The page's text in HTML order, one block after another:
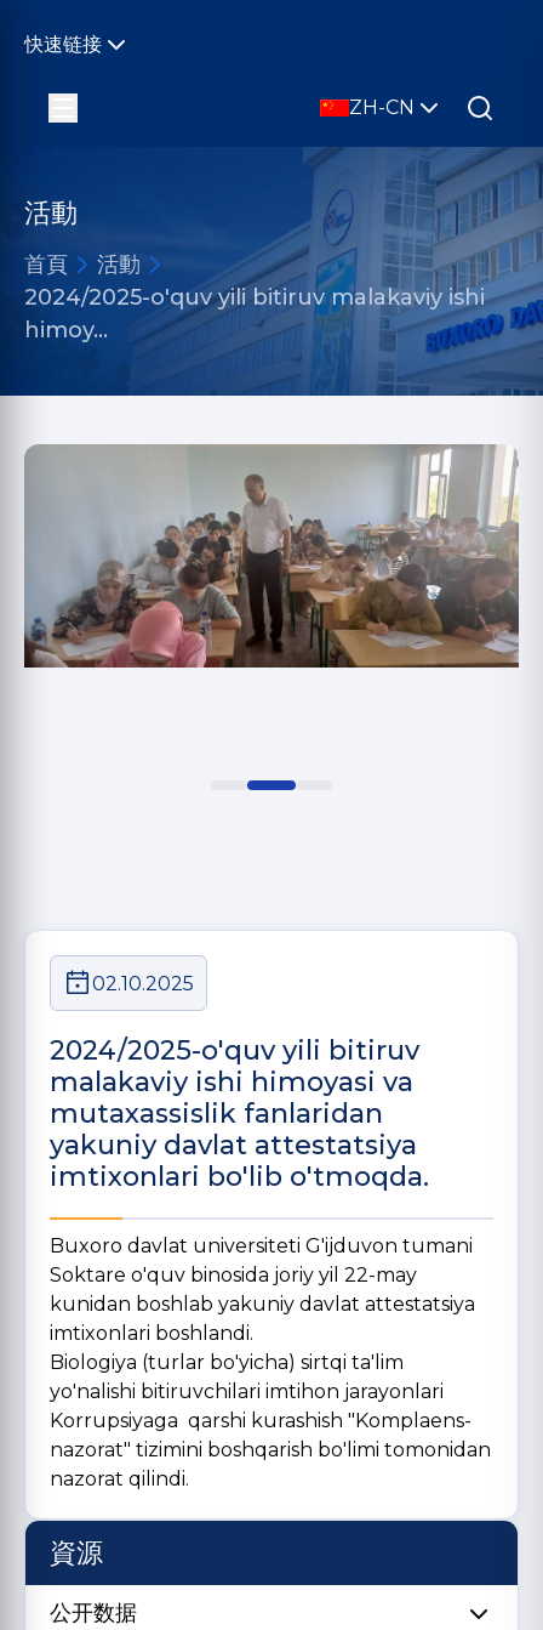
快速链接
ZH-CN
活動
首頁
活動
2024/2025-o'quv yili bitiruv malakaviy ishi
himoy…
02.10.2025
2024/2025-o'quv yili bitiruv
malakaviy ishi himoyasi va
mutaxassislik fanlaridan
yakuniy davlat attestatsiya
imtixonlari bo'lib o'tmoqda.
Buxoro davlat universiteti G'ijduvon tumani
Soktare o'quv binosida joriy yil 22-may
kunidan boshlab yakuniy davlat attestatsiya
imtixonlari boshlandi.
Biologiya (turlar bo'yicha) sirtqi ta'lim
yo'nalishi bitiruvchilari imtihon jarayonlari
Korrupsiyaga qarshi kurashish "Komplaens-
nazorat" tizimini boshqarish bo'limi tomonidan
nazorat qilindi.
資源
公开数据